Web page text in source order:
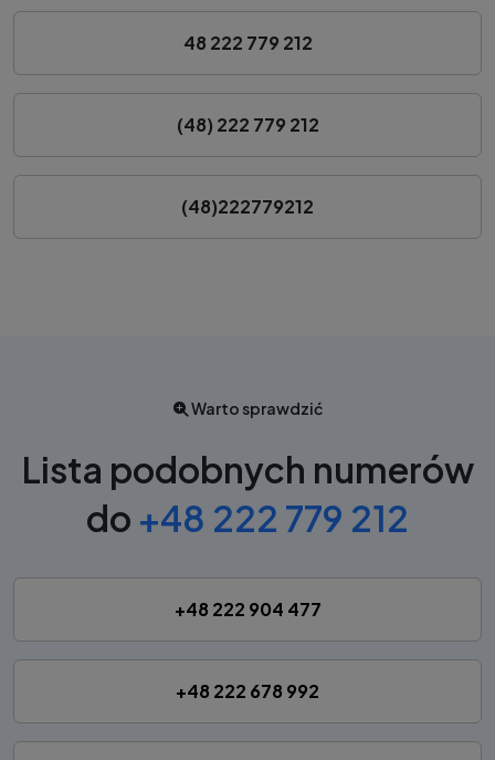
48 222 779 212
(48) 222 779 212
(48)222779212
Warto sprawdzić
Lista podobnych numerów
do +48 222 779 212
+48 222 904 477
+48 222 678 992